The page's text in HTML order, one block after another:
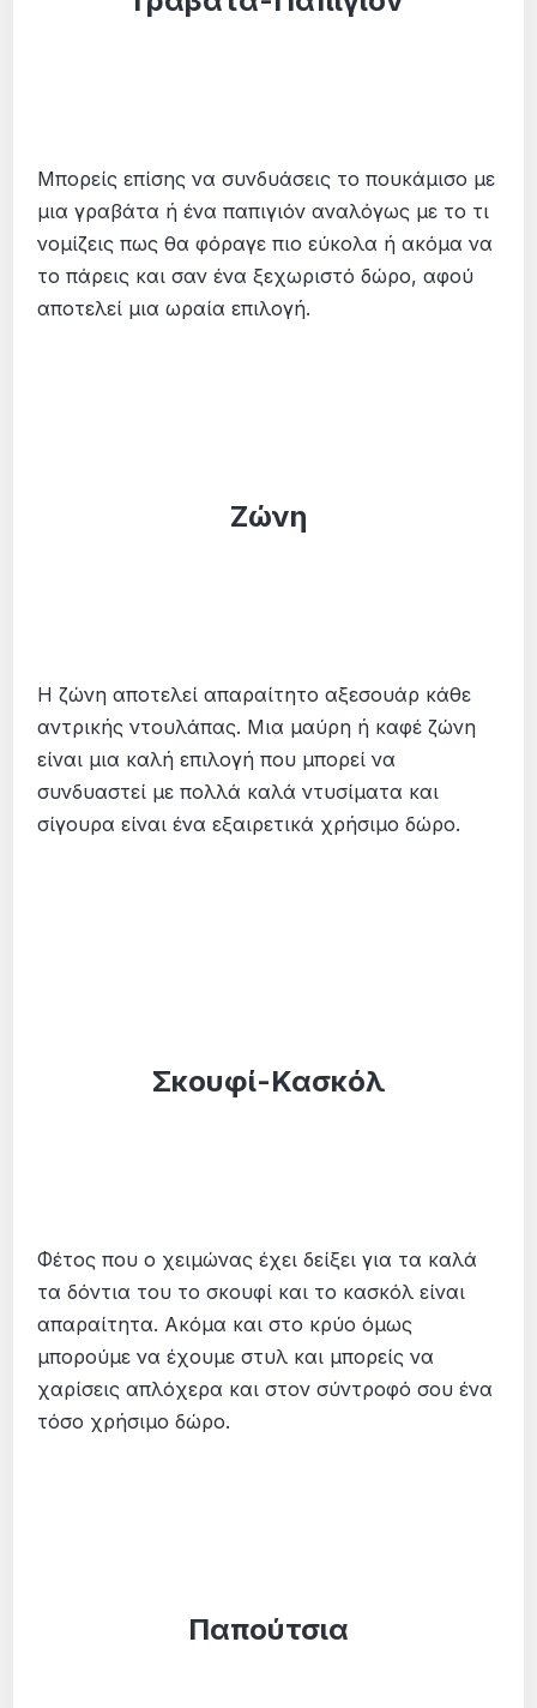
Μπορείς επίσης να συνδυάσεις το πουκάμισο με
μια γραβάτα ή ένα παπιγιόν αναλόγως με το τι
νομίζεις πως θα φόραγε πιο εύκολα ή ακόμα να
το πάρεις και σαν ένα ξεχωριστό δώρο, αφού
αποτελεί μια ωραία επιλογή.
Ζώνη
Η ζώνη αποτελεί απαραίτητο αξεσουάρ κάθε
αντρικής ντουλάπας. Μια μαύρη ή καφέ ζώνη
είναι μια καλή επιλογή που μπορεί να
συνδυαστεί με πολλά καλά ντυσίματα και
σίγουρα είναι ένα εξαιρετικά χρήσιμο δώρο.
Σκουφί-Κασκόλ
Φέτος που ο χειμώνας έχει δείξει για τα καλά
τα δόντια του το σκουφί και το κασκόλ είναι
απαραίτητα. Ακόμα και στο κρύο όμως
μπορούμε να έχουμε στυλ και μπορείς να
χαρίσεις απλόχερα και στον σύντροφό σου ένα
τόσο χρήσιμο δώρο.
Παπούτσια